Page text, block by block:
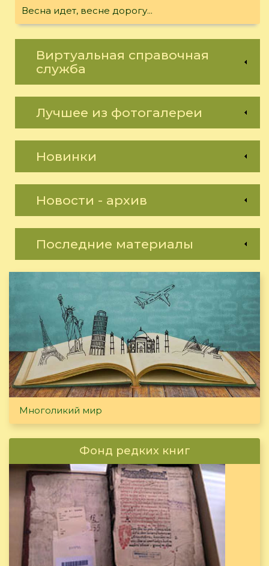
Весна идет, весне дорогу...
Виртуальная справочная
служба
Лучшее из фотогалереи
Новинки
Новости - архив
Последние материалы
Многоликий мир
Фонд редких книг